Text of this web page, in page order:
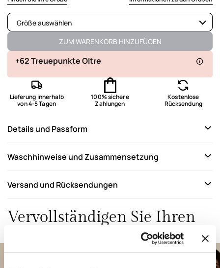
Größe auswählen
Verfügbar
Verfügbar
Verfügbar
Letzter verfügbarer Artikel
ZUM WARENKORB HINZUFÜGEN
+62 Treuepunkte Oltre
Lieferung innerhalb
von 4-5 Tagen
100% sichere
Zahlungen
Kostenlose
Rücksendung
Details und Passform
Waschhinweise und Zusammensetzung
Versand und Rücksendungen
Vervollständigen Sie Ihren